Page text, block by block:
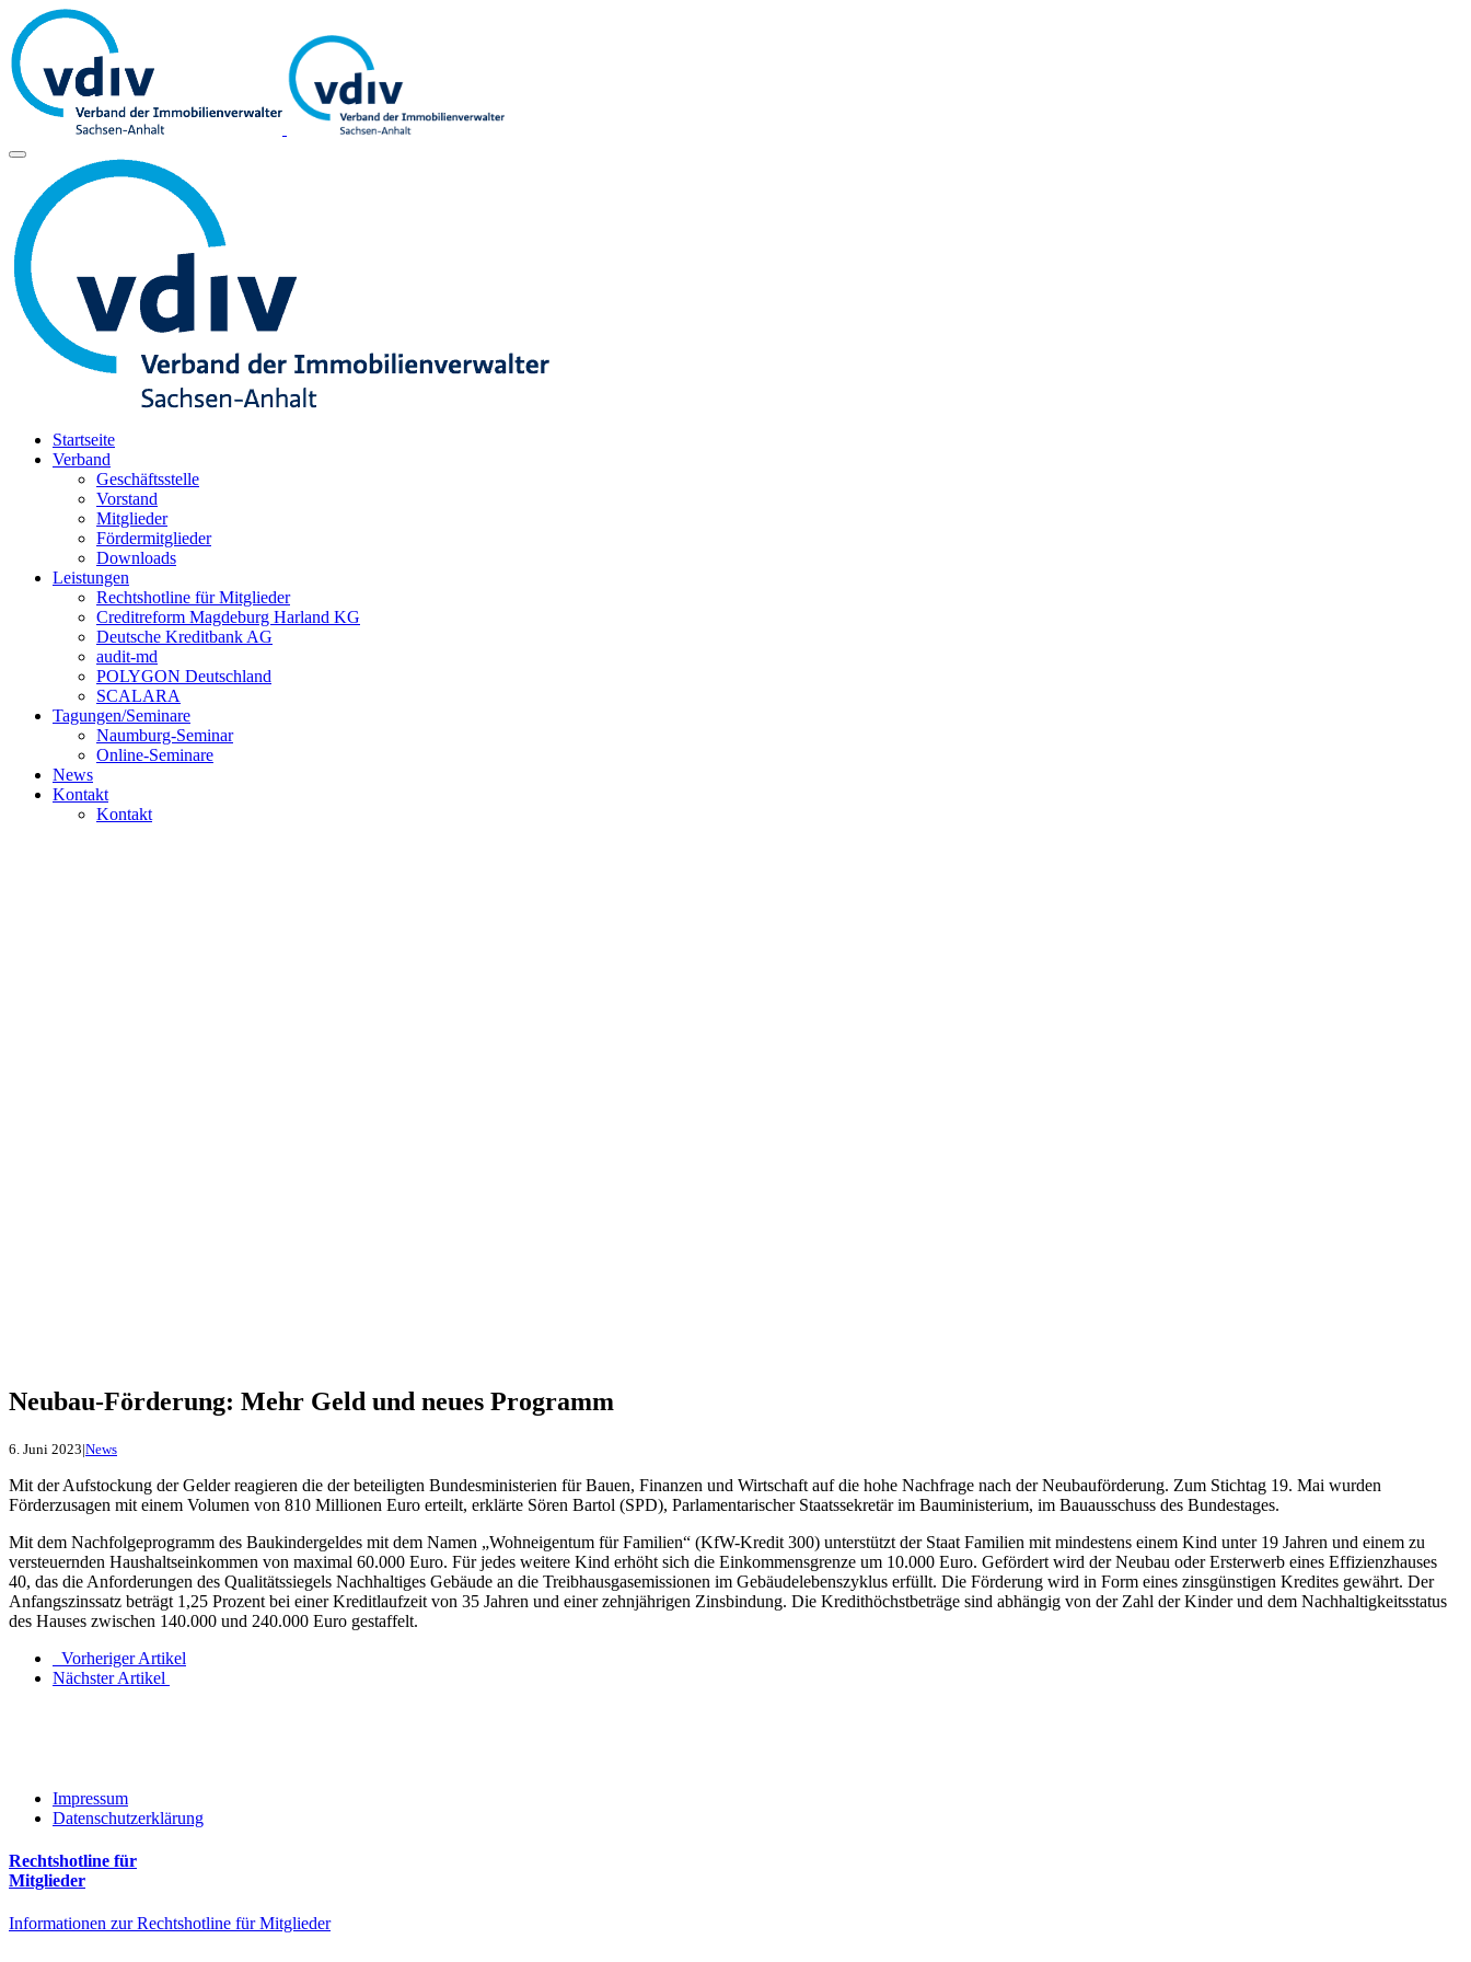
Startseite
Verband
Geschäftsstelle
Vorstand
Mitglieder
Fördermitglieder
Downloads
Leistungen
Rechtshotline für Mitglieder
Creditreform Magdeburg Harland KG
Deutsche Kreditbank AG
audit-md
POLYGON Deutschland
SCALARA
Tagungen/Seminare
Naumburg-Seminar
Online-Seminare
News
Kontakt
Kontakt
Neubau-Förderung: Mehr Geld und neues Programm
6. Juni 2023|News
Mit der Aufstockung der Gelder reagieren die der beteiligten Bundesministerien für Bauen, Finanzen und Wirtschaft auf die hohe Nachfrage nach der Neubauförderung. Zum Stichtag 19. Mai wurden
Förderzusagen mit einem Volumen von 810 Millionen Euro erteilt, erklärte Sören Bartol (SPD), Parlamentarischer Staatssekretär im Bauministerium, im Bauausschuss des Bundestages.
Mit dem Nachfolgeprogramm des Baukindergeldes mit dem Namen „Wohneigentum für Familien“ (KfW-Kredit 300) unterstützt der Staat Familien mit mindestens einem Kind unter 19 Jahren und einem zu
versteuernden Haushaltseinkommen von maximal 60.000 Euro. Für jedes weitere Kind erhöht sich die Einkommensgrenze um 10.000 Euro. Gefördert wird der Neubau oder Ersterwerb eines Effizienzhauses
40, das die Anforderungen des Qualitätssiegels Nachhaltiges Gebäude an die Treibhausgasemissionen im Gebäudelebenszyklus erfüllt. Die Förderung wird in Form eines zinsgünstigen Kredites gewährt. Der
Anfangszinssatz beträgt 1,25 Prozent bei einer Kreditlaufzeit von 35 Jahren und einer zehnjährigen Zinsbindung. Die Kredithöchstbeträge sind abhängig von der Zahl der Kinder und dem Nachhaltigkeitsstatus
des Hauses zwischen 140.000 und 240.000 Euro gestaffelt.
Vorheriger Artikel
Nächster Artikel
Impressum
Datenschutzerklärung
Rechtshotline für
Mitglieder
Informationen zur Rechtshotline für Mitglieder